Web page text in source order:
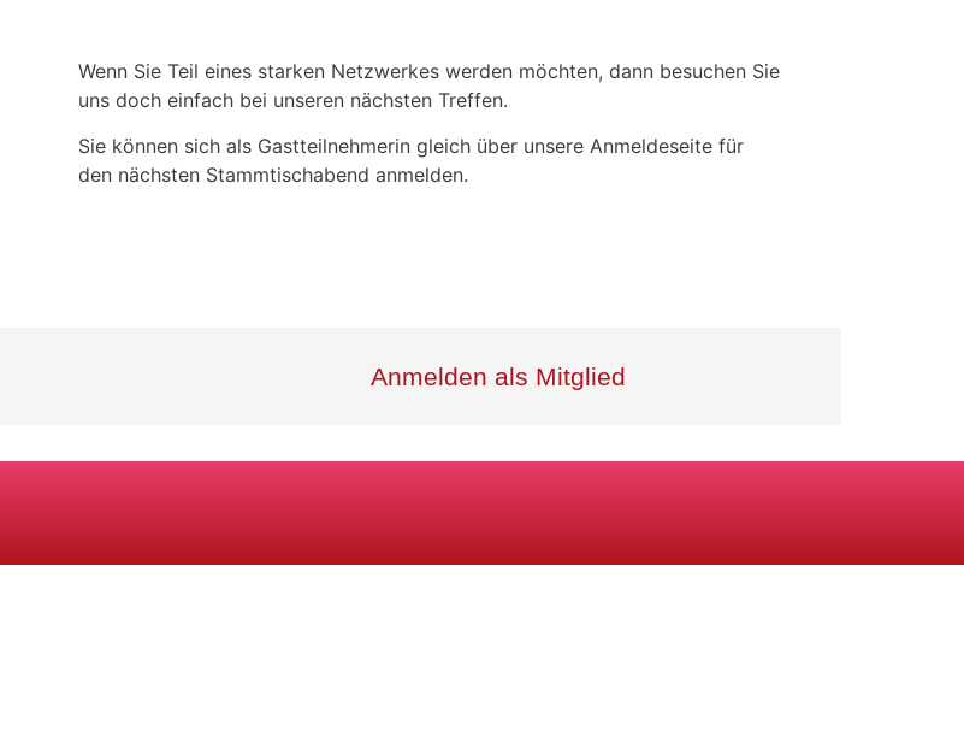
Wenn Sie Teil eines starken Netzwerkes werden möchten, dann besuchen Sie
uns doch einfach bei unseren nächsten Treffen.
Sie können sich als Gastteilnehmerin gleich über unsere Anmeldeseite für
den nächsten Stammtischabend anmelden.
Anmelden als Mitglied